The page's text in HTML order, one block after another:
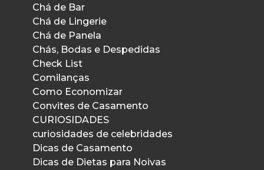
Chá de Bar
Chá de Lingerie
Chá de Panela
Chás, Bodas e Despedidas
Check List
Comilanças
Como Economizar
Convites de Casamento
CURIOSIDADES
curiosidades de celebridades
Dicas de Casamento
Dicas de Dietas para Noivas